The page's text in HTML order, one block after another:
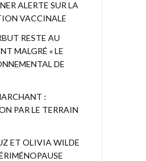
ALERTE SUR LA
VACCINALE
RESTE AU
MALGRÉ « LE
DE
:
PAR LE TERRAIN
ET OLIVIA WILDE